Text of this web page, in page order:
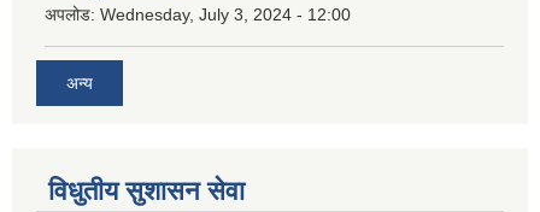
अपलोड: Wednesday, July 3, 2024 - 12:00
अन्य
विधुतीय सुशासन सेवा